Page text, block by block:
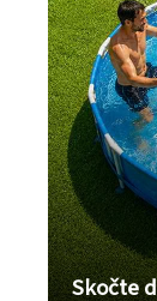
Skočte